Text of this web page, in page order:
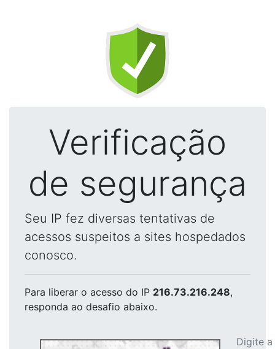
Verificação
de segurança
Seu IP fez diversas tentativas de
acessos suspeitos a sites hospedados
conosco.
Para liberar o acesso do IP 216.73.216.248,
responda ao desafio abaixo.
Digite